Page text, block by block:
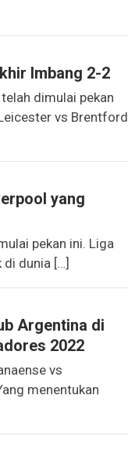
Imbang 2-2
dimulai pekan
vs Brentford
yang
pekan ini. Liga
dunia […]
Argentina di
2022
vs
menentukan